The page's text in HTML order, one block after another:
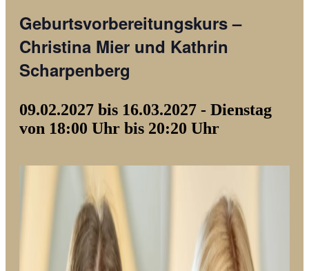
Geburtsvorbereitungskurs –
Christina Mier und Kathrin
Scharpenberg
09.02.2027 bis 16.03.2027 - Dienstag
von 18:00 Uhr bis 20:20 Uhr